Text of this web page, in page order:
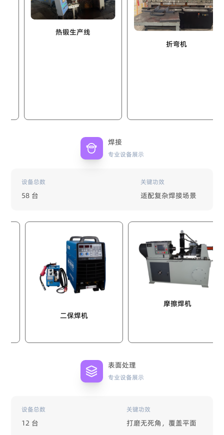
热锻生产线
焊接
专业设备展示
设备总数
58 台
关键功效
适配复杂焊接场景
二保焊机
摩擦焊机
表面处理
专业设备展示
设备总数
12 台
关键功效
打磨无死角，覆盖平面